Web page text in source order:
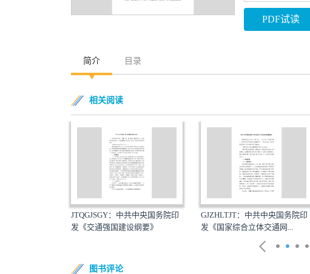
PDF试读
简介 目录
相关阅读
：中共中央国务院印
GJZHLTJT：中共中央国务院印
发《国家综合立体交通网...
YGADWQGH：中共
印发《粤港澳大湾区
图书评论